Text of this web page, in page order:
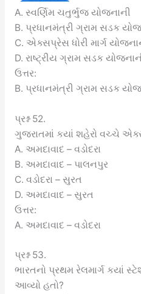
A. સ્વર્ણિમ ચતુર્ભુજ યોજનાની
B. પ્રધાનમંત્રી ગ્રામ સડક
C. એક્સપ્રેસ ધોરી માર્ગ
D. રાષ્ટ્રીય ગ્રામ સડક
ઉત્તર:
B. પ્રધાનમંત્રી ગ્રામ સડક
પ્રશ્ન 52.
ગુજરાતમાં કયાં શહેરો વચ્ચે
A. અમદાવાદ – વડોદરા
B. અમદાવાદ – પાલનપુર
C. વડોદરા – સુરત
D. અમદાવાદ – સુરત
ઉત્તર:
A. અમદાવાદ – વડોદરા
પ્રશ્ન 53.
ભારતનો પ્રથમ રેલમાર્ગ કયાં
આવ્યો હતો?